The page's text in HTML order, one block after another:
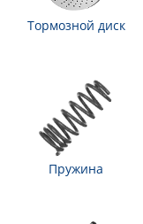
Тормозной диск
Пружина